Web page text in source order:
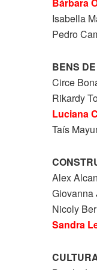
Isabella
Pedro
BENS
Circe
Rikardy
Luciana
Taís
Alex
Giovanna
Nicoly
Sandra